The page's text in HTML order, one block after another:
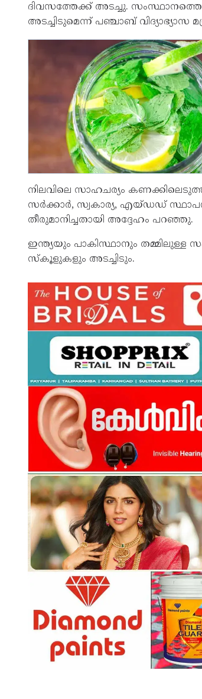
ദിവസത്തേക്ക് അടച്ചു. സംസ്ഥാനത്തെ
അടച്ചിടുമെന്ന് പഞ്ചാബ്
നിലവിലെ സാഹചര്യം
സര്‍ക്കാര്‍, സ്വകാര്യ, എയ്ഡഡ്
തീരുമാനിച്ചതായി അദ്ദേഹം പറഞ്ഞു.
ഇന്ത്യയും പാകിസ്ഥാനും തമ്മിലുള്ള
സ്‌കൂളുകളും അടച്ചിടും.